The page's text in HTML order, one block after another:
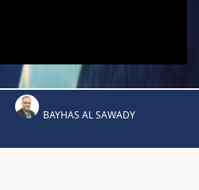
BAYHAS AL SAWADY